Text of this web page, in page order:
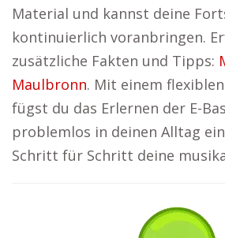
Material und kannst deine
kontinuierlich voranbringen.
zusätzliche Fakten und Tipps:
Maulbronn. Mit einem
fügst du das Erlernen der E-
problemlos in deinen Alltag
Schritt für Schritt deine